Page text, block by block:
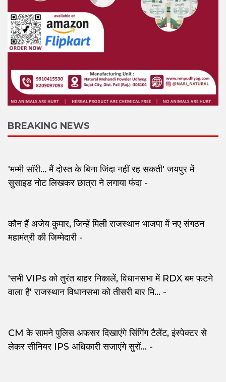
BREAKING NEWS
'मम्मी सॉरी... मैं दोस्त के बिना जिंदा नहीं रह सकती' जयपुर में
सुसाइड नोट लिखकर छात्रा ने लगाया फंदा-
कौन हैं अजेय कुमार, जिन्हें मिली राजस्थान भाजपा में नए संगठन
महामंत्री की जिम्मेदारी-
'सभी VIPs को तुरंत बाहर निकालें, विधानसभा में RDX बम फटने
वाला है' राजस्थान विधानसभा को तीसरी बार मि... -
CM के सामने पुलिस अफसर दिखाएंगे सिंगिंग टैलेंट, इंस्पेक्टर से
लेकर सीनियर IPS अधिकारी सजाएंगे सुरों... -